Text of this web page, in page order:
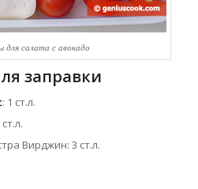
для салата с авокадо
заправки
: 1 ст.л.
ст.л.
Вирджин: 3 ст.л.